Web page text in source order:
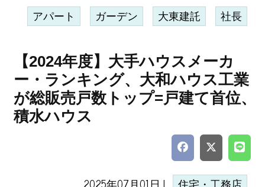
アパート ガーデン 大東建託 社長
【2024年度】大手ハウスメーカ
ー・ランキング、大和ハウス工業
が総販売戸数トップ=戸建て首位、
積水ハウス
2025年07月01日 | 住宅・工務店